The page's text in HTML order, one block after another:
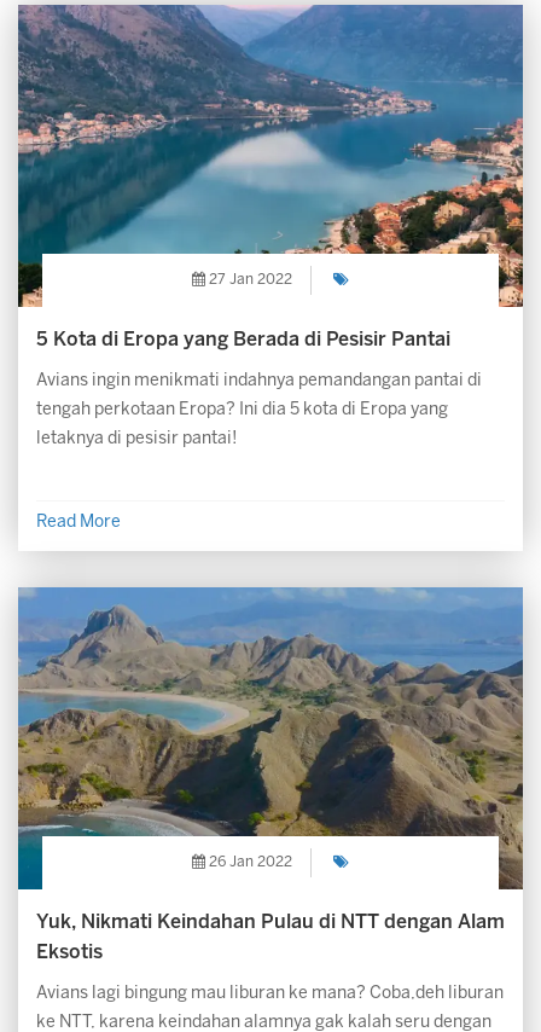
27 Jan 2022
5 Kota di Eropa yang Berada di Pesisir Pantai
Avians ingin menikmati indahnya pemandangan pantai di
tengah perkotaan Eropa? Ini dia 5 kota di Eropa yang
letaknya di pesisir pantai!
Read More
26 Jan 2022
Yuk, Nikmati Keindahan Pulau di NTT dengan Alam
Eksotis
Avians lagi bingung mau liburan ke mana? Coba,deh liburan
ke NTT, karena keindahan alamnya gak kalah seru dengan